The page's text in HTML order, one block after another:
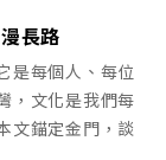
長路
是每個人、每位
，文化是我們每
文錨定金門，談